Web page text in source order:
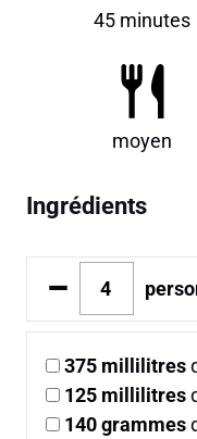
45 minutes
moyen
Ingrédients
–
375 millilitres
125 millilitres
140grammes